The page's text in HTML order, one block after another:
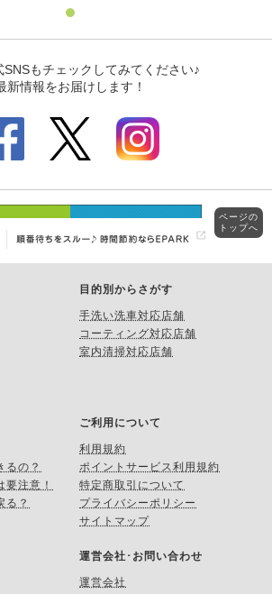
目的別からさがす
手洗い洗車対応店舗
コーティング対応店舗
室内清掃対応店舗
るの？
注意！
る？
ご利用について
利用規約
ポイントサービス利用規約
特定商取引について
プライバシーポリシー
サイトマップ
運営会社･お問い合わせ
運営会社
ページの
トップへ